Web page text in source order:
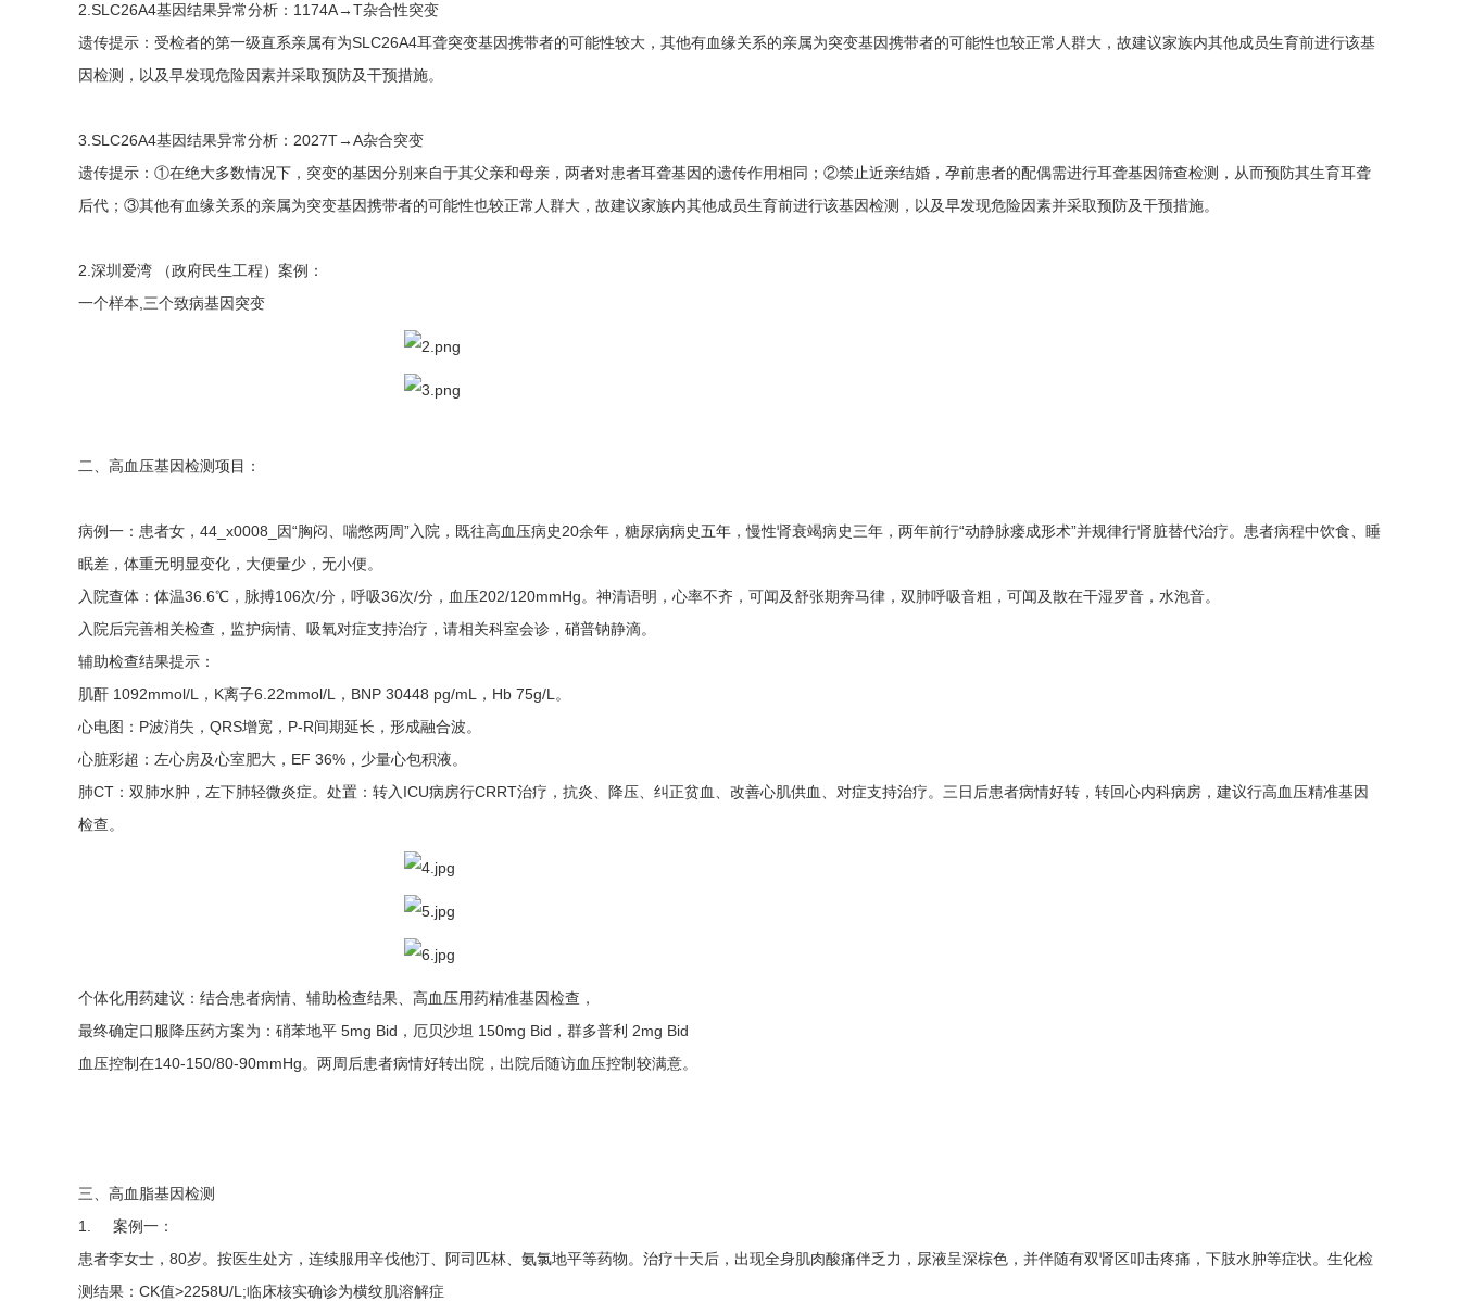
2.SLC26A4基因结果异常分析：1174A→T杂合性突变
遗传提示：受检者的第一级直系亲属有为SLC26A4耳聋突变基因携带者的可能性较大，其他有血缘关系的亲属为突变基因携带者的可能性也较正常人群大，故建议家族内其他成员生育前进行该基
因检测，以及早发现危险因素并采取预防及干预措施。
3.SLC26A4基因结果异常分析：2027T→A杂合突变
遗传提示：①在绝大多数情况下，突变的基因分别来自于其父亲和母亲，两者对患者耳聋基因的遗传作用相同；②禁止近亲结婚，孕前患者的配偶需进行耳聋基因筛查检测，从而预防其生育耳聋
后代；③其他有血缘关系的亲属为突变基因携带者的可能性也较正常人群大，故建议家族内其他成员生育前进行该基因检测，以及早发现危险因素并采取预防及干预措施。
2.深圳爱湾 （政府民生工程）案例：
一个样本,三个致病基因突变
二、高血压基因检测项目：
病例一：患者女，44_x0008_因“胸闷、喘憋两周”入院，既往高血压病史20余年，糖尿病病史五年，慢性肾衰竭病史三年，两年前行“动静脉瘘成形术”并规律行肾脏替代治疗。患者病程中饮食、睡
眠差，体重无明显变化，大便量少，无小便。
入院查体：体温36.6℃，脉搏106次/分，呼吸36次/分，血压202/120mmHg。神清语明，心率不齐，可闻及舒张期奔马律，双肺呼吸音粗，可闻及散在干湿罗音，水泡音。
入院后完善相关检查，监护病情、吸氧对症支持治疗，请相关科室会诊，硝普钠静滴。
辅助检查结果提示：
肌酐 1092mmol/L，K离子6.22mmol/L，BNP 30448 pg/mL，Hb 75g/L。
心电图：P波消失，QRS增宽，P-R间期延长，形成融合波。
心脏彩超：左心房及心室肥大，EF 36%，少量心包积液。
肺CT：双肺水肿，左下肺轻微炎症。处置：转入ICU病房行CRRT治疗，抗炎、降压、纠正贫血、改善心肌供血、对症支持治疗。三日后患者病情好转，转回心内科病房，建议行高血压精准基因
检查。
个体化用药建议：结合患者病情、辅助检查结果、高血压用药精准基因检查，
最终确定口服降压药方案为：硝苯地平 5mg Bid，厄贝沙坦 150mg Bid，群多普利 2mg Bid
血压控制在140-150/80-90mmHg。两周后患者病情好转出院，出院后随访血压控制较满意。
三、高血脂基因检测
1. 案例一：
患者李女士，80岁。按医生处方，连续服用辛伐他汀、阿司匹林、氨氯地平等药物。治疗十天后，出现全身肌肉酸痛伴乏力，尿液呈深棕色，并伴随有双肾区叩击疼痛，下肢水肿等症状。生化检
测结果：CK值>2258U/L;临床核实确诊为横纹肌溶解症